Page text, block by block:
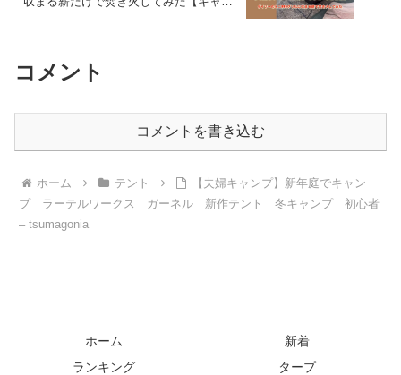
コメント
コメントを書き込む
ホーム テント
【夫婦キャンプ】新年庭でキャン
プ ラーテルワークス ガーネル 新作テント 冬キャンプ 初心者
– tsumagonia
ホーム
新着
ランキング
タープ